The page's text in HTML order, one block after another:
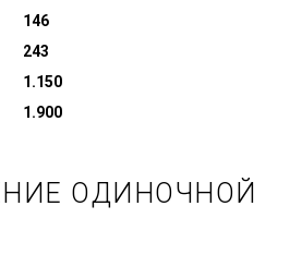
146
243
1.150
1.900
ОДИНОЧНОЙ